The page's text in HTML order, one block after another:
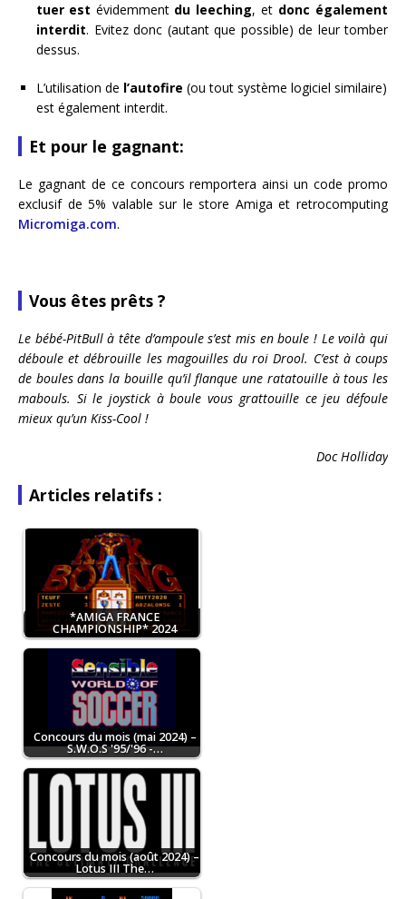
tuer est évidemment du leeching, et donc également
interdit. Evitez donc (autant que possible) de leur tomber
dessus.
L’utilisation de l’autofire (ou tout système logiciel similaire)
est également interdit.
Et pour le gagnant:
Le gagnant de ce concours remportera ainsi un code promo
exclusif de 5% valable sur le store Amiga et retrocomputing
Micromiga.com.
Vous êtes prêts ?
Le bébé-PitBull à tête d’ampoule s’est mis en boule ! Le voilà qui
déboule et débrouille les magouilles du roi Drool. C’est à coups
de boules dans la bouille qu’il flanque une ratatouille à tous les
mabouls. Si le joystick à boule vous grattouille ce jeu défoule
mieux qu’un Kiss-Cool !
Doc Holliday
Articles relatifs :
*AMIGA FRANCE
CHAMPIONSHIP* 2024
Concours du mois (mai 2024) –
S.W.O.S '95/'96 -…
Concours du mois (août 2024) –
Lotus III The…